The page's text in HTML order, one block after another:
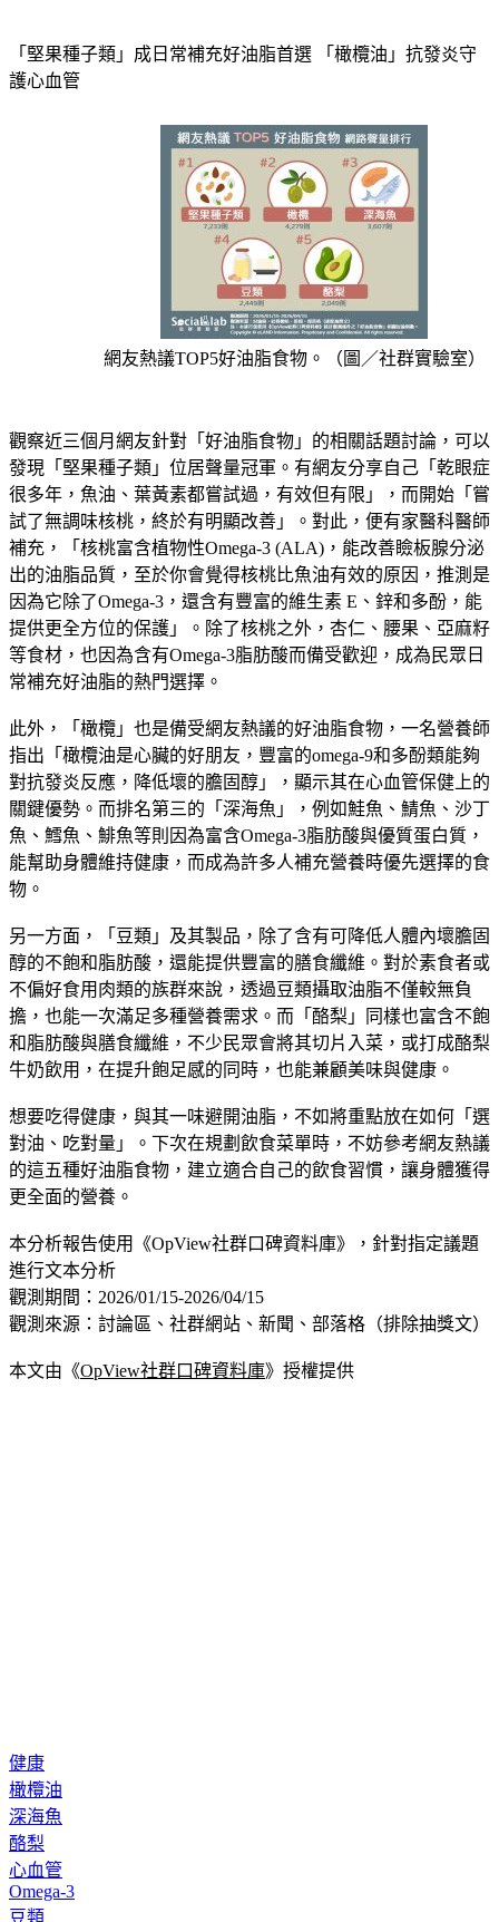
「堅果種子類」成日常補充好油脂首選 「橄欖油」抗發炎守
護心血管
網友熱議TOP5好油脂食物。（圖／社群實驗室）
觀察近三個月網友針對「好油脂食物」的相關話題討論，可以
發現「堅果種子類」位居聲量冠軍。有網友分享自己「乾眼症
很多年，魚油、葉黃素都嘗試過，有效但有限」，而開始「嘗
試了無調味核桃，終於有明顯改善」。對此，便有家醫科醫師
補充，「核桃富含植物性Omega-3 (ALA)，能改善瞼板腺分泌
出的油脂品質，至於你會覺得核桃比魚油有效的原因，推測是
因為它除了Omega-3，還含有豐富的維生素 E、鋅和多酚，能
提供更全方位的保護」。除了核桃之外，杏仁、腰果、亞麻籽
等食材，也因為含有Omega-3脂肪酸而備受歡迎，成為民眾日
常補充好油脂的熱門選擇。
此外，「橄欖」也是備受網友熱議的好油脂食物，一名營養師
指出「橄欖油是心臟的好朋友，豐富的omega-9和多酚類能夠
對抗發炎反應，降低壞的膽固醇」，顯示其在心血管保健上的
關鍵優勢。而排名第三的「深海魚」，例如鮭魚、鯖魚、沙丁
魚、鱈魚、鯡魚等則因為富含Omega-3脂肪酸與優質蛋白質，
能幫助身體維持健康，而成為許多人補充營養時優先選擇的食
物。
另一方面，「豆類」及其製品，除了含有可降低人體內壞膽固
醇的不飽和脂肪酸，還能提供豐富的膳食纖維。對於素食者或
不偏好食用肉類的族群來說，透過豆類攝取油脂不僅較無負
擔，也能一次滿足多種營養需求。而「酪梨」同樣也富含不飽
和脂肪酸與膳食纖維，不少民眾會將其切片入菜，或打成酪梨
牛奶飲用，在提升飽足感的同時，也能兼顧美味與健康。
想要吃得健康，與其一味避開油脂，不如將重點放在如何「選
對油、吃對量」。下次在規劃飲食菜單時，不妨參考網友熱議
的這五種好油脂食物，建立適合自己的飲食習慣，讓身體獲得
更全面的營養。
本分析報告使用《OpView社群口碑資料庫》，針對指定議題
進行文本分析
觀測期間：2026/01/15-2026/04/15
觀測來源：討論區、社群網站、新聞、部落格（排除抽獎文）
本文由《OpView社群口碑資料庫》授權提供
健康
橄欖油
深海魚
酪梨
心血管
Omega-3
豆類